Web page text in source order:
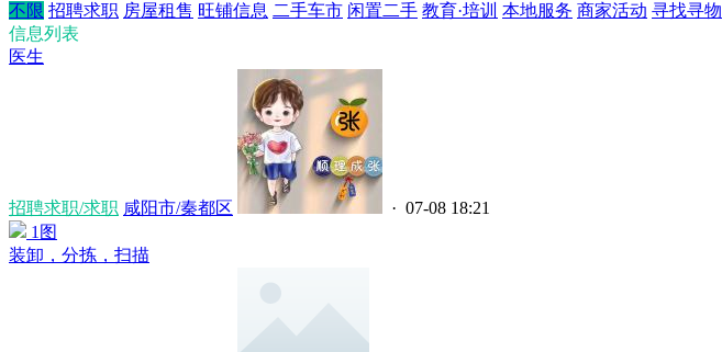
不限 招聘求职 房屋租售 旺铺信息 二手车市 闲置二手 教育·培训 本地服务 商家活动 寻找寻物
信息列表
医生
招聘求职/求职 咸阳市/秦都区
· 07-08 18:21
1图
装卸，分拣，扫描